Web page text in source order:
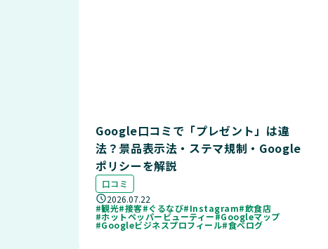
Google口コミで「プレゼント」は違
法？景品表示法・ステマ規制・Google
ポリシーを解説
口コミ
2026.07.22
#観光#接客#ぐるなび#Instagram#飲食店
#ホットペッパービューティー#Googleマップ
#Googleビジネスプロフィール#食べログ